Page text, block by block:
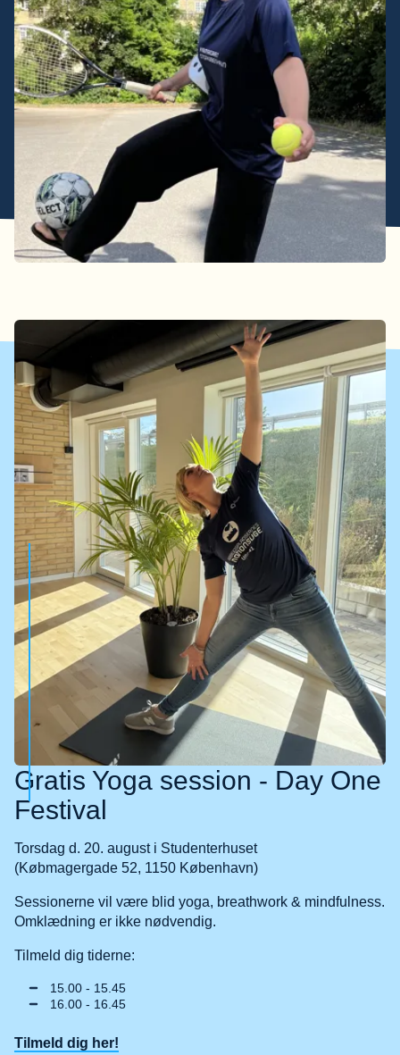
Gratis Yoga session - Day One
Festival
Torsdag d. 20. august i Studenterhuset
(Købmagergade 52, 1150 København)
Sessionerne vil være blid yoga, breathwork & mindfulness.
Omklædning er ikke nødvendig.
Tilmeld dig tiderne:
15.00 - 15.45
16.00 - 16.45
Tilmeld dig her!